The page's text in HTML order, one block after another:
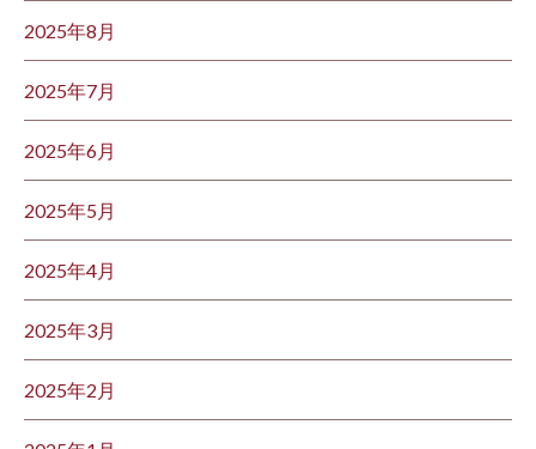
2025年8月
2025年7月
2025年6月
2025年5月
2025年4月
2025年3月
2025年2月